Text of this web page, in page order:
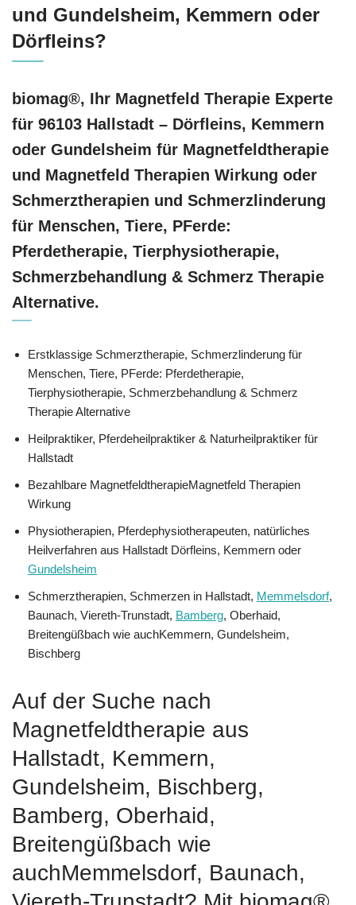
und Gundelsheim, Kemmern oder
Dörfleins?
biomag®, Ihr Magnetfeld Therapie Experte
für 96103 Hallstadt – Dörfleins, Kemmern
oder Gundelsheim für Magnetfeldtherapie
und Magnetfeld Therapien Wirkung oder
Schmerztherapien und Schmerzlinderung
für Menschen, Tiere, PFerde:
Pferdetherapie, Tierphysiotherapie,
Schmerzbehandlung & Schmerz Therapie
Alternative.
Erstklassige Schmerztherapie, Schmerzlinderung für
Menschen, Tiere, PFerde: Pferdetherapie,
Tierphysiotherapie, Schmerzbehandlung & Schmerz
Therapie Alternative
Heilpraktiker, Pferdeheilpraktiker & Naturheilpraktiker für
Hallstadt
Bezahlbare MagnetfeldtherapieMagnetfeld Therapien
Wirkung
Physiotherapien, Pferdephysiotherapeuten, natürliches
Heilverfahren aus Hallstadt Dörfleins, Kemmern oder
Gundelsheim
Schmerztherapien, Schmerzen in Hallstadt, Memmelsdorf,
Baunach, Viereth-Trunstadt, Bamberg, Oberhaid,
Breitengüßbach wie auchKemmern, Gundelsheim,
Bischberg
Auf der Suche nach
Magnetfeldtherapie aus
Hallstadt, Kemmern,
Gundelsheim, Bischberg,
Bamberg, Oberhaid,
Breitengüßbach wie
auchMemmelsdorf, Baunach,